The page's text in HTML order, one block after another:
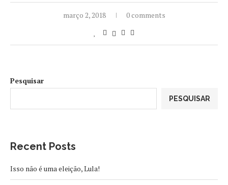
março 2, 2018 0 comments
Pesquisar
PESQUISAR
Recent Posts
Isso não é uma eleição, Lula!